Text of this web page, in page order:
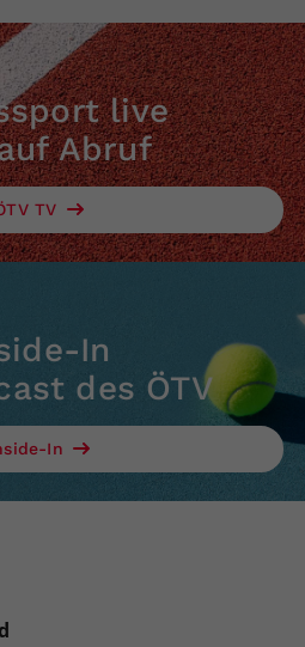
live
Abruf
TV
In
des ÖTV
In